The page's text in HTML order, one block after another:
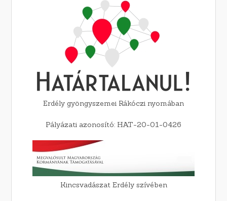
Erdély gyöngyszemei Rákóczi nyomában
Pályázati azonosító: HAT-20-01-0426
Kincsvadászat Erdély szívében